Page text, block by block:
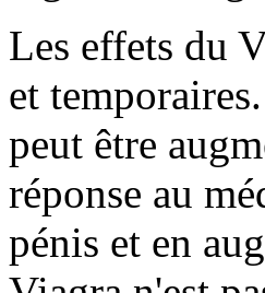
Les effets du
et
peut être
réponse au
pénis et en